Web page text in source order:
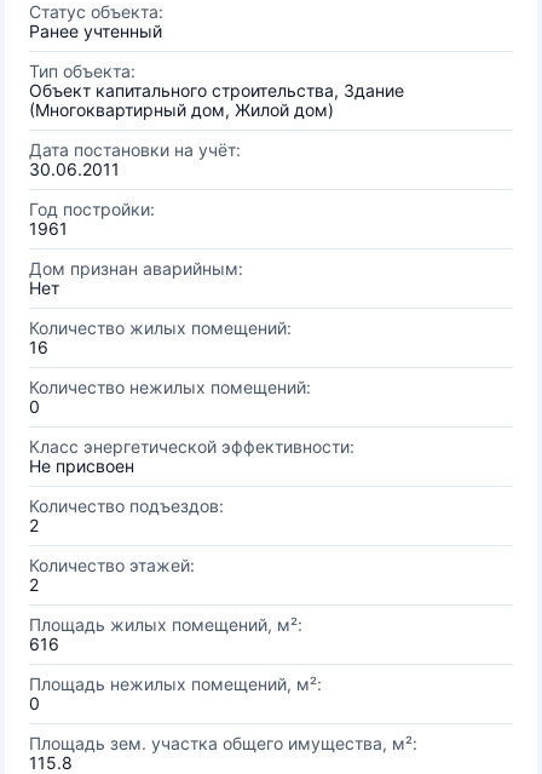
Статус объекта:
Ранее учтенный
Тип объекта:
Объект капитального строительства, Здание
(Многоквартирный дом, Жилой дом)
Дата постановки на учёт:
30.06.2011
Год постройки:
1961
Дом признан аварийным:
Нет
Количество жилых помещений:
16
Количество нежилых помещений:
0
Класс энергетической эффективности:
Не присвоен
Количество подъездов:
2
Количество этажей:
2
Площадь жилых помещений, м²:
616
Площадь нежилых помещений, м²:
0
Площадь зем. участка общего имущества, м²:
115.8